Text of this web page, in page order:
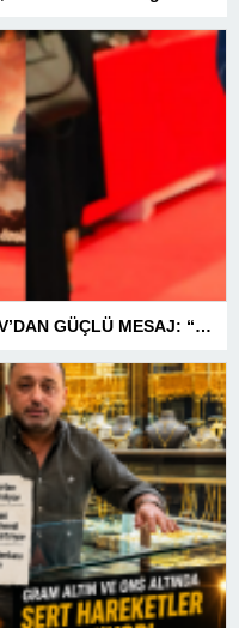
MHP’DE KAN DEĞİŞİMİNE TÜRKAV’DAN GÜÇLÜ MESAJ: “BİRLİK VE BERABERLİKLE DAHA GÜÇLÜYÜZ”